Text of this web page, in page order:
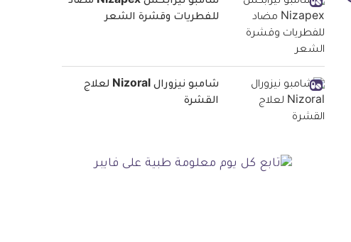
للفطريات وقشرة الشعر
شامبو نيزورال Nizoral لعلاج
القشرة